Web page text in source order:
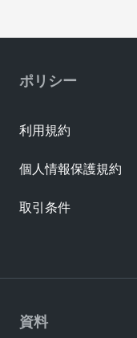
資料
ポリシー
利用規約
個人情報保護規約
取引条件